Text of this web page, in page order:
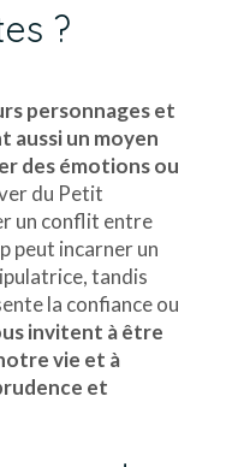
?
personnages et
aussi un moyen
des émotions ou
du Petit
un conflit entre
peut incarner un
tandis
la confiance ou
invitent à être
vie et à
et